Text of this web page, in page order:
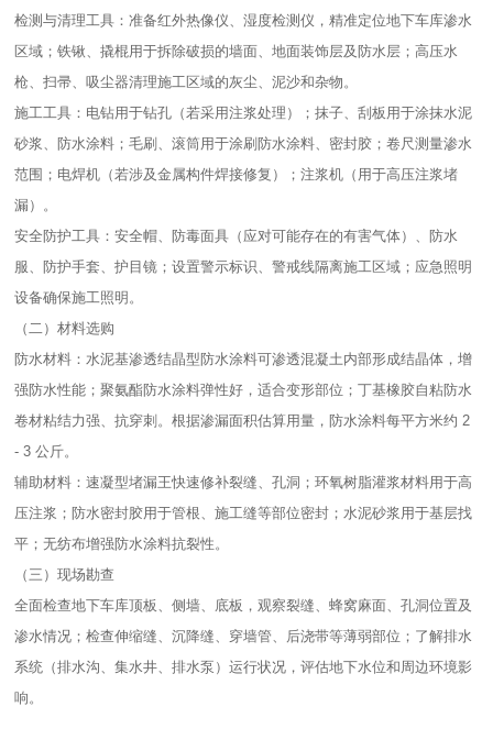
检测与清理工具：准备红外热像仪、湿度检测仪，精准定位地下车库渗水
区域；铁锹、撬棍用于拆除破损的墙面、地面装饰层及防水层；高压水
枪、扫帚、吸尘器清理施工区域的灰尘、泥沙和杂物。​
施工工具：电钻用于钻孔（若采用注浆处理）；抹子、刮板用于涂抹水泥
砂浆、防水涂料；毛刷、滚筒用于涂刷防水涂料、密封胶；卷尺测量渗水
范围；电焊机（若涉及金属构件焊接修复）；注浆机（用于高压注浆堵
漏）。​
安全防护工具：安全帽、防毒面具（应对可能存在的有害气体）、防水
服、防护手套、护目镜；设置警示标识、警戒线隔离施工区域；应急照明
设备确保施工照明。​
（二）材料选购​
防水材料：水泥基渗透结晶型防水涂料可渗透混凝土内部形成结晶体，增
强防水性能；聚氨酯防水涂料弹性好，适合变形部位；丁基橡胶自粘防水
卷材粘结力强、抗穿刺。根据渗漏面积估算用量，防水涂料每平方米约 2
- 3 公斤。​
辅助材料：速凝型堵漏王快速修补裂缝、孔洞；环氧树脂灌浆材料用于高
压注浆；防水密封胶用于管根、施工缝等部位密封；水泥砂浆用于基层找
平；无纺布增强防水涂料抗裂性。​
（三）现场勘查​
全面检查地下车库顶板、侧墙、底板，观察裂缝、蜂窝麻面、孔洞位置及
渗水情况；检查伸缩缝、沉降缝、穿墙管、后浇带等薄弱部位；了解排水
系统（排水沟、集水井、排水泵）运行状况，评估地下水位和周边环境影
响。​